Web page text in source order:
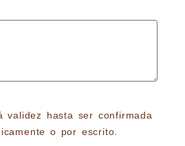
validez hasta ser confirmada
o por escrito.